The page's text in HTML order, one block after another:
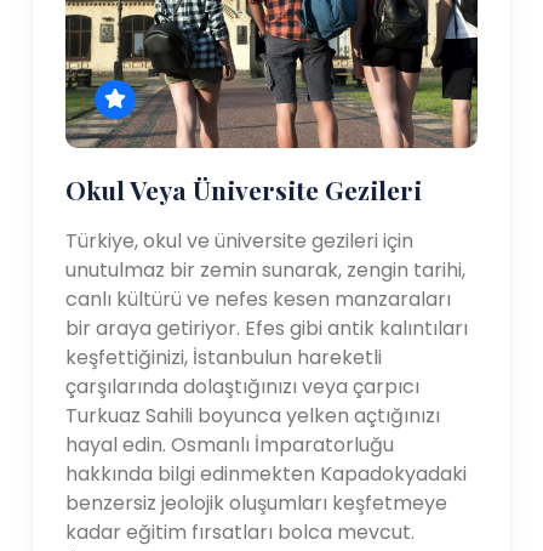
Okul Veya Üniversite Gezileri
Türkiye, okul ve üniversite gezileri için
unutulmaz bir zemin sunarak, zengin tarihi,
canlı kültürü ve nefes kesen manzaraları
bir araya getiriyor. Efes gibi antik kalıntıları
keşfettiğinizi, İstanbulun hareketli
çarşılarında dolaştığınızı veya çarpıcı
Turkuaz Sahili boyunca yelken açtığınızı
hayal edin. Osmanlı İmparatorluğu
hakkında bilgi edinmekten Kapadokyadaki
benzersiz jeolojik oluşumları keşfetmeye
kadar eğitim fırsatları bolca mevcut.